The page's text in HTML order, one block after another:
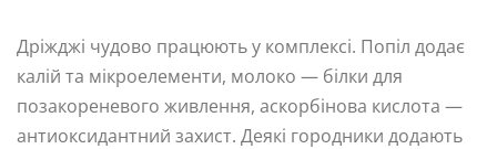
Дріжджі чудово працюють у комплексі. Попіл додає
калій та мікроелементи, молоко — білки для
позакореневого живлення, аскорбінова кислота —
антиоксидантний захист. Деякі городники додають